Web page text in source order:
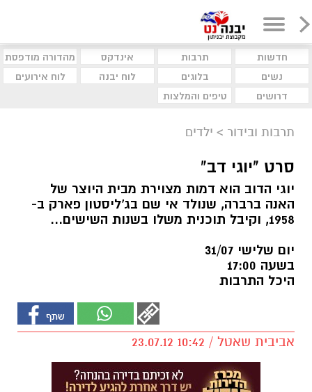
חדשות תרבות אינדקס
מהדורה מודפסת
נשים
בלוגים לוח יבנה
לוח אירועים
דרושים
טיפים והמלצות
תרבות ובידור > ילדים
סרט "יוגי דב"
יוגי הדוב הוא דמות מצוירת מבית היוצר של
האנה ברברה, שנולד אי שם בג'ליסטון פארק ב-
1958, וקיבל תוכנית משלו בשנות השישים...
יום שלישי 31/07
בשעה 17:00
היכל התרבות
אביבית שאטל / 10:42 23.07.12